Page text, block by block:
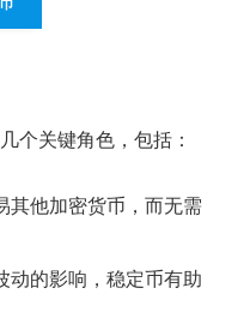
个关键角色，包括：
其他加密货币，而无需
动的影响，稳定币有助